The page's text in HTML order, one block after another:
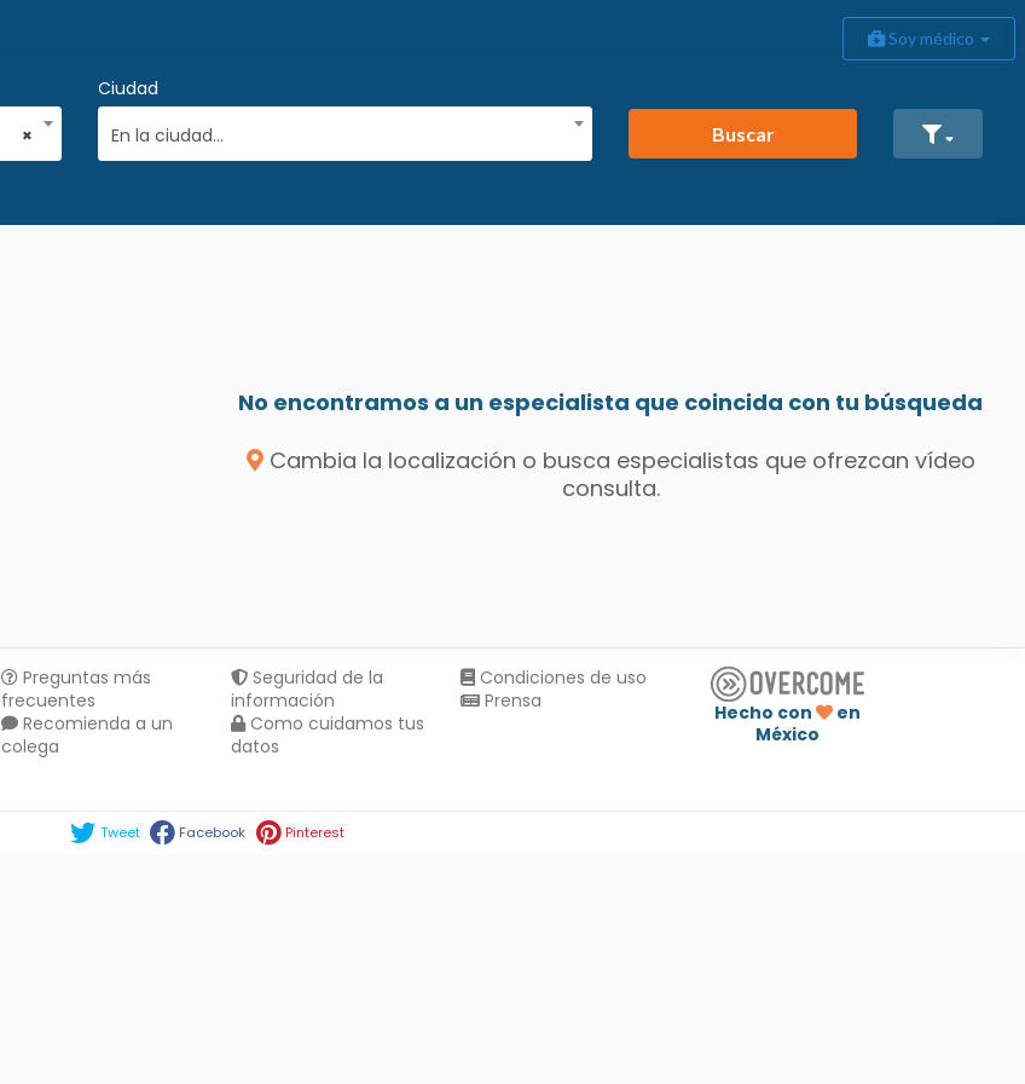
Soy médico
×
Ciudad
En la ciudad...
Buscar
No encontramos a un especialista que coincida con tu búsqueda
Cambia la localización o busca especialistas que ofrezcan vídeo
consulta.
Preguntas más
frecuentes
Recomienda a un
colega
Seguridad de la
información
Como cuidamos tus
datos
Condiciones de uso
Prensa
Hecho con
en
México
Tweet Facebook Pinterest